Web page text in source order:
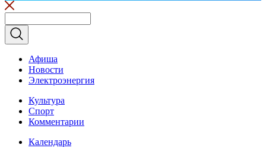
Афиша
Новости
Электроэнергия
Культура
Спорт
Комментарии
Календарь